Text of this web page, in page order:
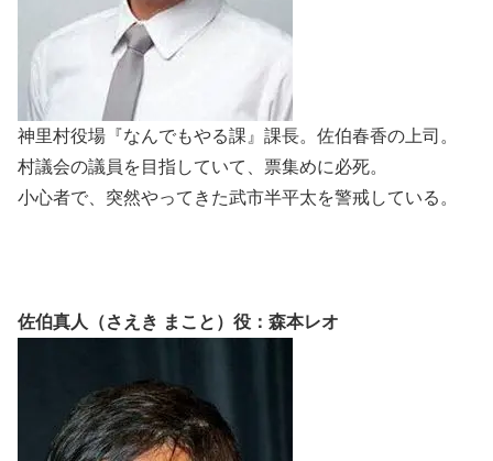
神里村役場『なんでもやる課』課長。佐伯春香の上司。
村議会の議員を目指していて、票集めに必死。
小心者で、突然やってきた武市半平太を警戒している。
佐伯真人（さえき まこと）役：森本レオ